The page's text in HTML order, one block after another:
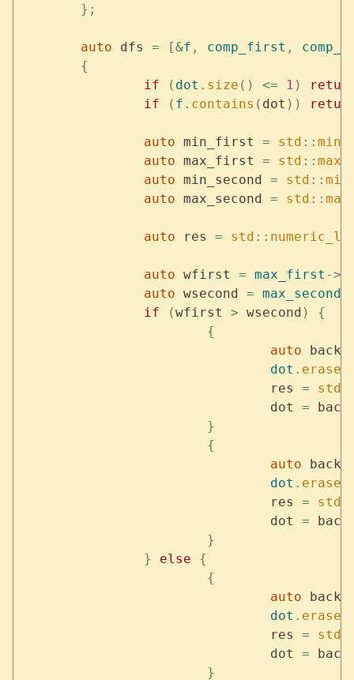
	};
	auto
dfs = [&f , comp_first ,
	{
		if
( dot . size () <= 1 )
		if
( f . contains ( dot ))
		auto
min_first = std ::
		auto
max_first = std ::
		auto
min_second = std ::
		auto
max_second = std ::
		auto
res = std ::
		auto
wfirst = max_first ->
		auto
wsecond = max_second
		if
(wfirst > wsecond )
{
			{
				auto
				dot
. erase
				res
= std
				dot
=
			}
			{
				auto
				dot
. erase
				res
= std
				dot
=
			}
		}
else {
			{
				auto
				dot
. erase
				res
= std
				dot
=
			}